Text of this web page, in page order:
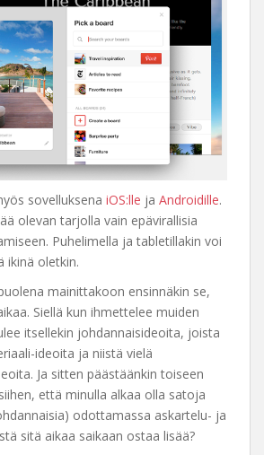
sovelluksena iOS:lle ja Androidille.
olevan tarjolla vain epävirallisia
Puhelimella ja tabletillakin voi
ikinä oletkin.
mainittakoon ensinnäkin se,
Siellä kun ihmettelee muiden
itsellekin johdannaisideoita, joista
ideoita ja niistä vielä
Ja sitten päästäänkin toiseen
että minulla alkaa olla satoja
odottamassa askartelu- ja
sitä aikaa saikaan ostaa lisää?